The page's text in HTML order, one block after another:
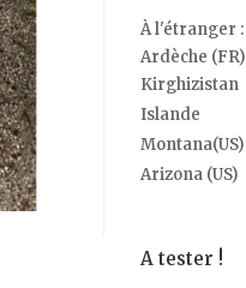
À l'étranger :
Ardèche (FR)
Kirghizistan
Islande
Montana(US)
Arizona (US)
A tester !